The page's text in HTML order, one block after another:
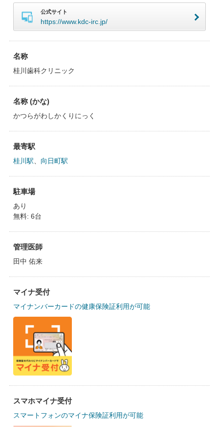
公式サイト
https://www.kdc-irc.jp/
名称
桂川歯科クリニック
名称 (かな)
かつらがわしかくりにっく
最寄駅
桂川駅 向日町駅
駐車場
あり
無料: 6台
管理医師
田中 佑来
マイナ受付
マイナンバーカードの健康保険証利用が可能
スマホマイナ受付
スマートフォンのマイナ保険証利用が可能